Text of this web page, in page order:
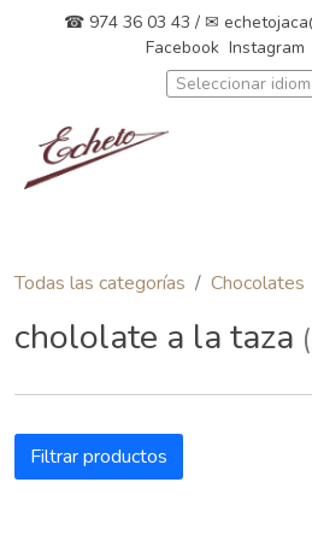
☎ 974 36 03 43 / ✉
Facebook Instagram
Seleccionar
Todas las categorías Chocolates
chololate a la taza (
Filtrar productos